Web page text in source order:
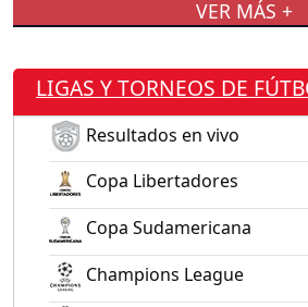
VER MÁS +
LIGAS Y TORNEOS DE
Resultados en vivo
Copa Libertadores
Copa Sudamericana
Champions League